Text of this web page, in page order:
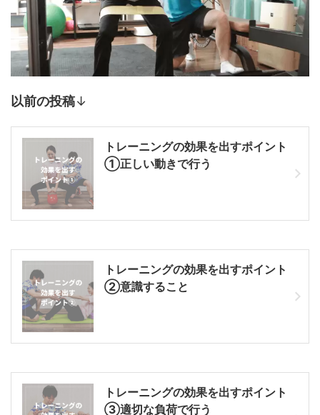
以前の投稿↓
トレーニングの効果を出すポイント
①正しい動きで行う
トレーニングの効果を出すポイント
②意識すること
トレーニングの効果を出すポイント
③適切な負荷で行う